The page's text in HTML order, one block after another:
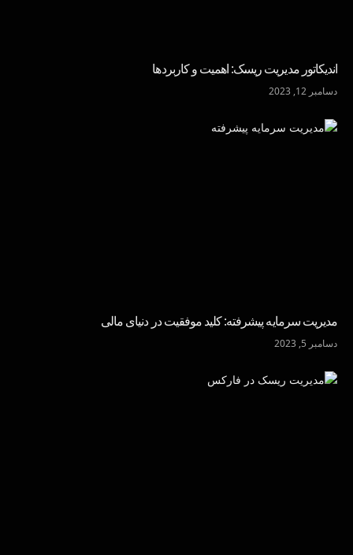
اندیکاتور مدیریت ریسک: اهمیت و کاربردها
دسامبر 12, 2023
مدیریت سرمایه پیشرفته: کلید موفقیت در دنیای مالی
دسامبر 5, 2023